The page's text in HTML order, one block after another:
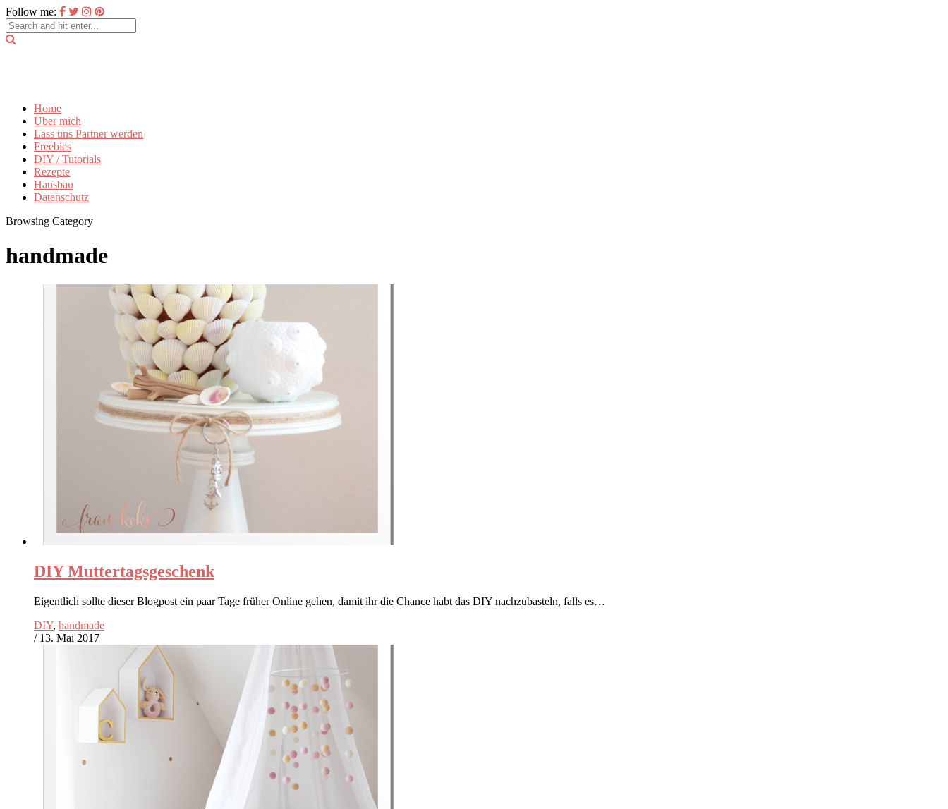
Follow me:
Home
Über mich
Lass uns Partner werden
Freebies
DIY / Tutorials
Rezepte
Hausbau
Datenschutz
Browsing Category
handmade
DIY Muttertagsgeschenk
Eigentlich sollte dieser Blogpost ein paar Tage früher Online gehen, damit ihr die Chance habt das DIY nachzubasteln, falls es…
DIY, handmade
/13. Mai 2017